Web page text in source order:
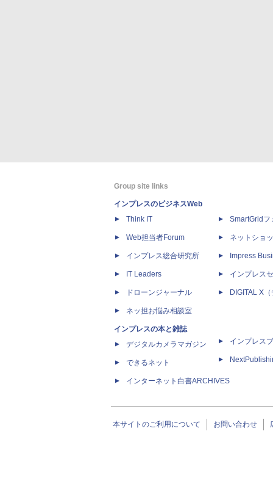
Group site links
インプレスのビジネスWeb
Think IT
Web担当者Forum
インプレス総合研究所
IT Leaders
ドローンジャーナル
ネッ担お悩み相談室
インプレスの本と雑誌
デジタルカメラマガジン
できるネット
インターネット白書ARCHIVES
SmartGridフ
ネットショ
Impress
インプレス
DIGITAL X
インプレス
本サイトのご利用について お問い合わせ